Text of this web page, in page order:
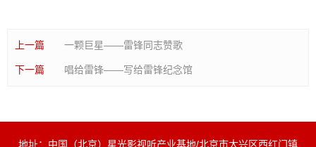
上一篇 一颗巨星——雷锋同志赞歌
唱给雷锋——写给雷锋纪念馆
下一篇
地址：中国（北京）星光影视听产业基地/北京市大兴区西红门镇